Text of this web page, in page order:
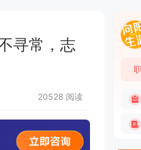
寻常，志
20528 阅读